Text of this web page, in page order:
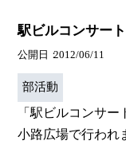
駅ビルコンサー
公開日 2012/06/11
部活動
「駅ビルコンサ
小路広場で行われ